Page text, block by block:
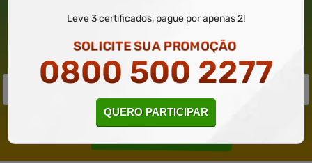
NOME E TELEFONE PARA PARTICIPAR POR WHATSAPP
Leve 3 certificados, pague por apenas 2!
SOLICITE SUA PROMOÇÃO
0800 500 2277
QUERO PARTICIPAR